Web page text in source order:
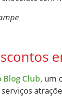
Blog Club, um